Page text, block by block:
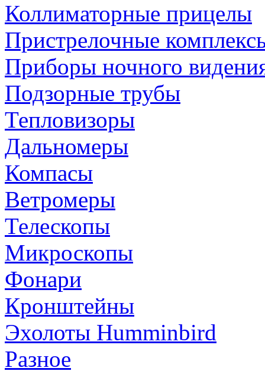
Коллиматорные прицелы
Пристрелочные
Приборы ночного
Подзорные трубы
Тепловизоры
Дальномеры
Компасы
Ветромеры
Телескопы
Микроскопы
Фонари
Кронштейны
Эхолоты Humminbird
Разное